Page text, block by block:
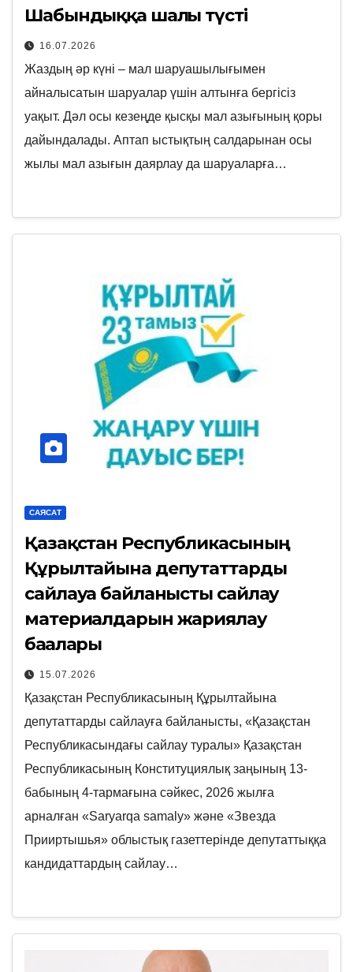
Шабындыққа шалғы түсті
16.07.2026
Жаздың әр күні – мал шаруашылығымен
айналысатын шаруалар үшін алтынға бергісіз
уақыт. Дәл осы кезеңде қысқы мал азығының қоры
дайындалады. Аптап ыстықтың салдарынан осы
жылы мал азығын даярлау да шаруаларға…
САЯСАТ
Қазақстан Республикасының
Құрылтайына депутаттарды
сайлауға байланысты сайлау
материалдарын жариялау
бағалары
15.07.2026
Қазақстан Республикасының Құрылтайына
депутаттарды сайлауға байланысты, «Қазақстан
Республикасындағы сайлау туралы» Қазақстан
Республикасының Конституциялық заңының 13-
бабының 4-тармағына сәйкес, 2026 жылға
арналған «Saryarqa samaly» және «Звезда
Прииртышья» облыстық газеттерінде депутаттыққа
кандидаттардың сайлау…